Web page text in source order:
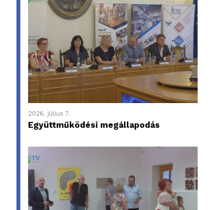
2026. július 7.
Együttműködési megállapodás